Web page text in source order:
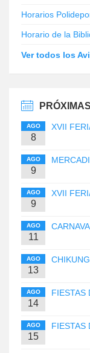
Horarios
Horario de la
Ver todos los
AGO
8
XVII
AGO
9
AGO
9
XVII
AGO
11
AGO
13
AGO
14
FIESTAS
AGO
15
FIESTAS